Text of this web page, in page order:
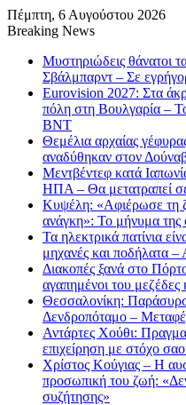
Πέμπτη, 6 Αυγούστου 2026
Breaking News
Μυστηριώδεις θάνατοι
Σβάλμπαρντ – Σε
Eurovision 2027: Στα
πόλη στη Βουλγαρία –
BNT
Θεμέλια αρχαίας
αναδύθηκαν στον
Μεντβέντεφ κατά
ΗΠΑ – Θα μετατραπεί
Κυψέλη: «Αφιέρωσε τη
ανάγκη»: Το μήνυμα της
Τα ηλεκτρικά πατίνια
μηχανές και ποδήλατα
Διακοπές ξανά στο
αγαπημένοι του μεζέδες
Θεσσαλονίκη:
Δενδροπόταμο –
Αντάρτες Χούθι:
επιχείρηση με στόχο
Χρίστος Κούγιας – Η
προσωπική του ζωή:
συζήτησης»